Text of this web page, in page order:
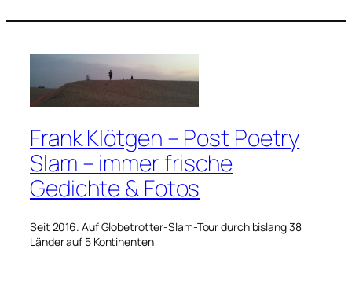
Frank Klötgen – Post Poetry
Slam – immer frische
Gedichte & Fotos
Seit 2016. Auf Globetrotter-Slam-Tour durch bislang 38
Länder auf 5 Kontinenten